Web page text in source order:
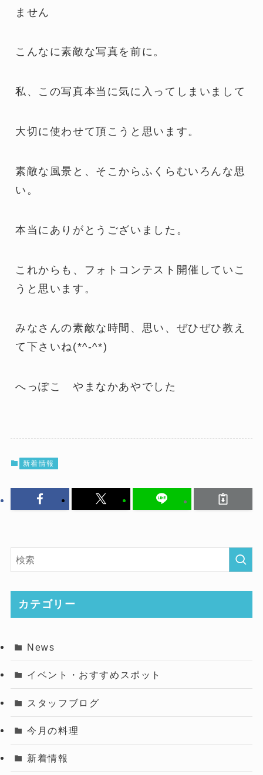
ません
こんなに素敵な写真を前に。
私、この写真本当に気に入ってしまいまして
大切に使わせて頂こうと思います。
素敵な風景と、そこからふくらむいろんな思
い。
本当にありがとうございました。
これからも、フォトコンテスト開催していこ
うと思います。
みなさんの素敵な時間、思い、ぜひぜひ教え
て下さいね(*^-^*)
へっぽこ やまなかあやでした
新着情報
カテゴリー
News
イベント・おすすめスポット
スタッフブログ
今月の料理
新着情報